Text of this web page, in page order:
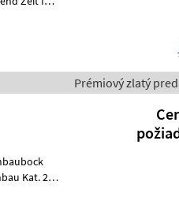
Prémiový zlatý
Kat. 2